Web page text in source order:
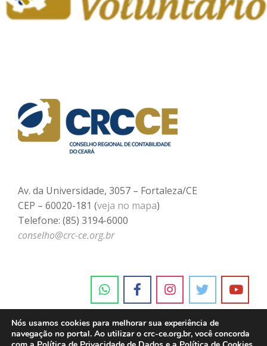
Av. da Universidade, 3057 – Fortaleza/CE
CEP – 60020-181 (veja no mapa)
Telefone: (85) 3194-6000
conselho@crc-ce.org.br
Nós usamos cookies para melhorar sua experiência de
navegação no portal. Ao utilizar o crc-ce.org.br, você concorda